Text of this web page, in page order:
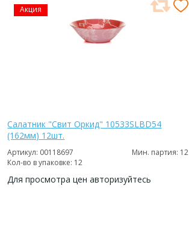
Акция
Салатник "Свит Оркид" 10533SLBD54
(162мм) 12шт.
Артикул: 00118697
Мин. партия: 12
Кол-во в упаковке: 12
Для просмотра цен авторизуйтесь